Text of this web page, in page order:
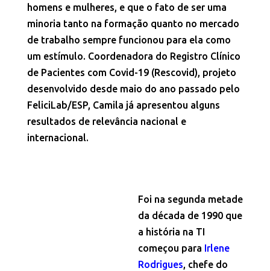
homens e mulheres, e que o fato de ser uma
minoria tanto na formação quanto no mercado
de trabalho sempre funcionou para ela como
um estímulo. Coordenadora do Registro Clínico
de Pacientes com Covid-19 (Rescovid), projeto
desenvolvido desde maio do ano passado pelo
FeliciLab/ESP, Camila já apresentou alguns
resultados de relevância nacional e
internacional.
Foi na segunda metade
da década de 1990 que
a história na TI
começou para Irlene
Rodrigues, chefe do